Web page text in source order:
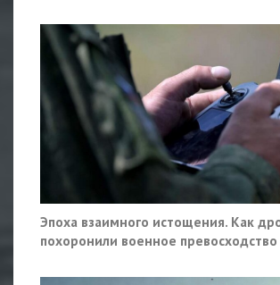
Эпоха взаимного истощения. Как
похоронили военное превосходство